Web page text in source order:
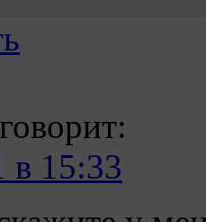
говорит:
в 15:33